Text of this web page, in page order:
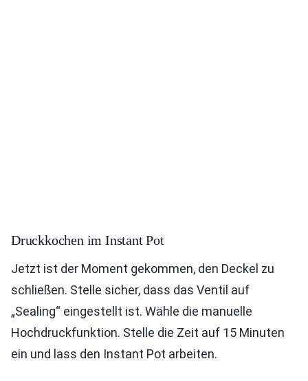
Druckkochen im Instant Pot
Jetzt ist der Moment gekommen, den Deckel zu
schließen. Stelle sicher, dass das Ventil auf
„Sealing“ eingestellt ist. Wähle die manuelle
Hochdruckfunktion. Stelle die Zeit auf 15 Minuten
ein und lass den Instant Pot arbeiten.